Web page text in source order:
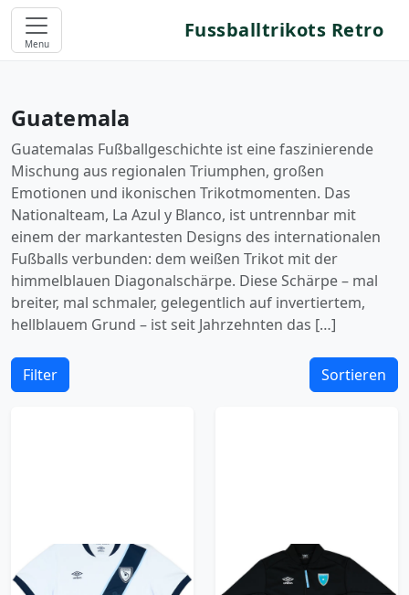
Menu
Fussballtrikots Retro
Guatemala
Guatemalas Fußballgeschichte ist eine faszinierende
Mischung aus regionalen Triumphen, großen
Emotionen und ikonischen Trikotmomenten. Das
Nationalteam, La Azul y Blanco, ist untrennbar mit
einem der markantesten Designs des internationalen
Fußballs verbunden: dem weißen Trikot mit der
himmelblauen Diagonalschärpe. Diese Schärpe – mal
breiter, mal schmaler, gelegentlich auf invertiertem,
hellblauem Grund – ist seit Jahrzehnten das […]
Filter Sortieren
2025-26 Guatemala
Home Shirt
2021-22 Guatemala
Umbro Track Jacket